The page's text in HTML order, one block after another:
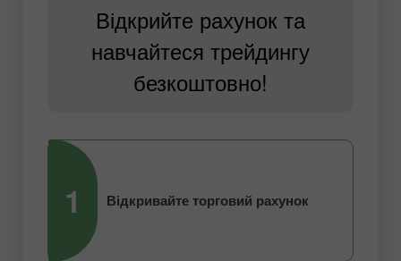
Відкрийте рахунок та
навчайтеся трейдингу
безкоштовно!
1 Відкривайте торговий рахунок